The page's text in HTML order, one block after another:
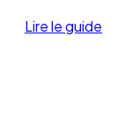
Lire le guide